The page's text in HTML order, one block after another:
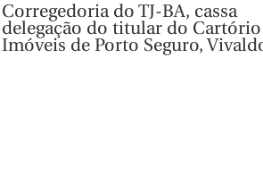
Corregedoria do TJ-BA, cassa
delegação do titular do
Imóveis de Porto Seguro,